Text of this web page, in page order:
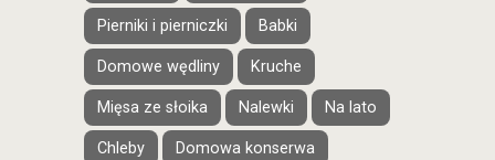
Pierniki i pierniczki Babki
Domowe wędliny Kruche
Mięsa ze słoika Nalewki Na lato
Chleby Domowa konserwa